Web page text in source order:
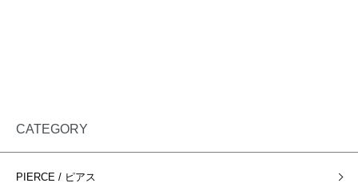
CATEGORY
PIERCE / ピアス